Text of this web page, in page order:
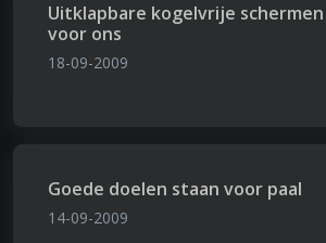
Uitklapbare kogelvrije
voor ons
18-09-2009
Goede doelen staan voor paal
14-09-2009